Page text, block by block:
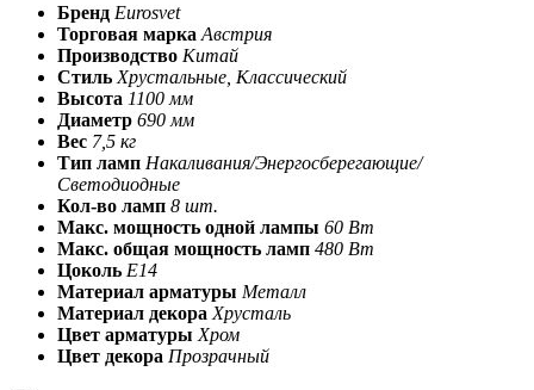
Бренд Eurosvet
Торговая марка Австрия
Производство Китай
Стиль Хрустальные, Классический
Высота 1100 мм
Диаметр 690 мм
Вес 7,5 кг
Тип ламп Накаливания/Энергосберегающие/
Светодиодные
Кол-во ламп 8 шт.
Макс. мощность одной лампы 60 Вт
Макс. общая мощность ламп 480 Вт
Цоколь E14
Материал арматуры Металл
Материал декора Хрусталь
Цвет арматуры Хром
Цвет декора Прозрачный